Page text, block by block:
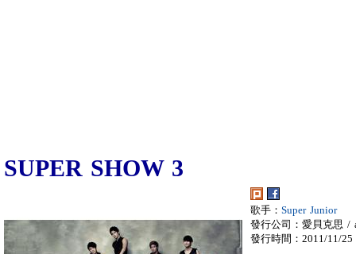
SUPER SHOW 3
歌手： Super Junior
發行公司：愛貝克思 /
發行時間：2011/11/25